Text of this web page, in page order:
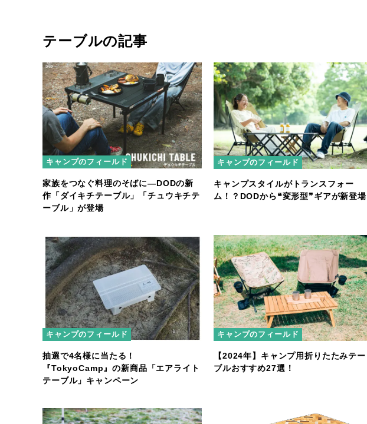
テーブルの記事
キャンプのフィールド
家族をつなぐ料理のそばに―DODの新
作「ダイキチテーブル」「チュウキチテ
ーブル」が登場
キャンプのフィールド
キャンプスタイルがトランスフォー
ム！？DODから❝変形型❞ギアが新登場
キャンプのフィールド
抽選で4名様に当たる！
『TokyoCamp』の新商品「エアライト
テーブル」キャンペーン
キャンプのフィールド
【2024年】キャンプ用折りたたみテー
ブルおすすめ27選！